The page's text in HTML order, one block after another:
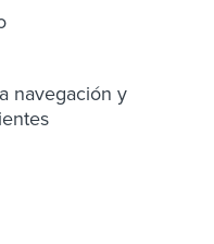
navegación y